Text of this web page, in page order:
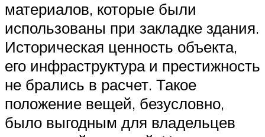
материалов, которые были
использованы при закладке здания.
Историческая ценность объекта,
его инфраструктура и престижность
не брались в расчет. Такое
положение вещей, безусловно,
было выгодным для владельцев